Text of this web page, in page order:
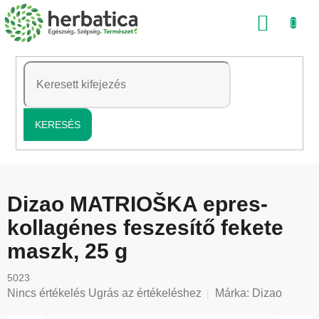
Ugrás
a
tartalomhoz
KERESÉS
Dizao MATRIOŠKA epres-
kollagénes feszesítő fekete
maszk, 25 g
5023
A
Nincs értékelés Ugrás az értékeléshez Márka: Dizao